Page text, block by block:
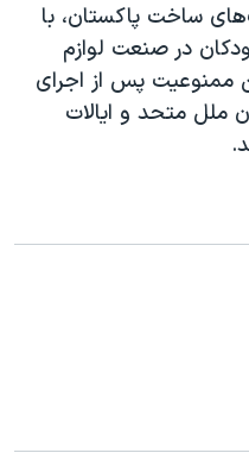
ساخت پاکستان، با
در صنعت لوازم
ممنوعیت پس از اجرای
ملل متحد و ایالات